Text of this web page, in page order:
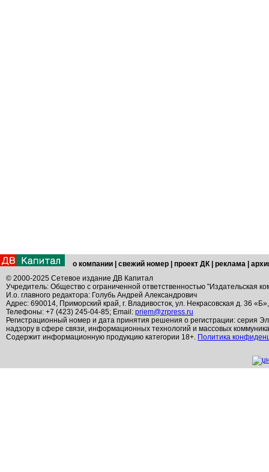
о компании свежий номер проект ДК реклама
© 2000-2025 Сетевое издание ДВ Капитал
Учредитель: Общество с ограниченной ответственностью "Издательская
И.о. главного редактора: Голубь Андрей Александрович
Адрес: 690014, Приморский край, г. Владивосток, ул. Некрасовская д. 36
Телефоны: +7 (423) 245-04-85; Email: priem@zrpress.ru
Регистрационный номер и дата принятия решения о регистрации: серия
надзору в сфере связи, информационных технологий и массовых
Содержит информационную продукцию категории 18+. Политика